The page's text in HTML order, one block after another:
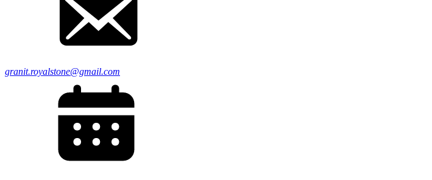
granit.royalstone@gmail.com